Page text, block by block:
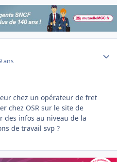
ans
chez un opérateur de fret
chez OSR sur le site de
des infos au niveau de la
de travail svp ?